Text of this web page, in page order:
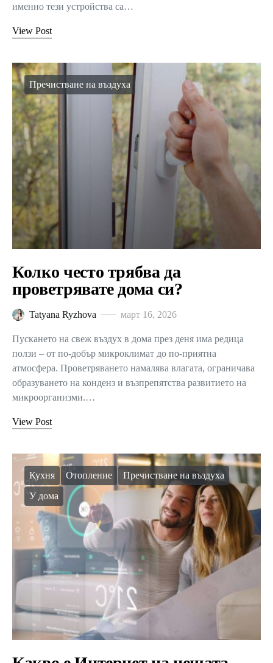
именно тези устройства са…
View Post
Пречистване на въздуха
Колко често трябва да
проветрявате дома си?
Tatyana Ryzhova март 16, 2026
Пускането на свеж въздух в дома през деня има редица
ползи – от по-добър микроклимат до по-приятна
атмосфера. Проветряването намалява влагата, ограничава
образуването на конденз и възпрепятства развитието на
микроорганизми.…
View Post
Кухня Отопление
Пречистване на въздуха
У дома